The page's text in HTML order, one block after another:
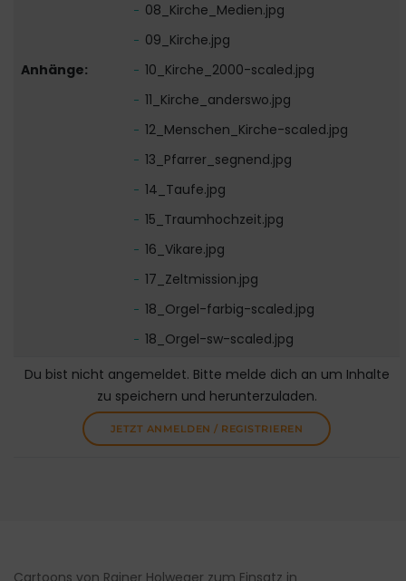
Anhänge:
08_Kirche_Medien.jpg
09_Kirche.jpg
10_Kirche_2000-scaled.jpg
11_Kirche_anderswo.jpg
12_Menschen_Kirche-scaled.jpg
13_Pfarrer_segnend.jpg
14_Taufe.jpg
15_Traumhochzeit.jpg
16_Vikare.jpg
17_Zeltmission.jpg
18_Orgel-farbig-scaled.jpg
18_Orgel-sw-scaled.jpg
Du bist nicht angemeldet. Bitte melde dich an um Inhalte
zu speichern und herunterzuladen.
JETZT ANMELDEN / REGISTRIEREN